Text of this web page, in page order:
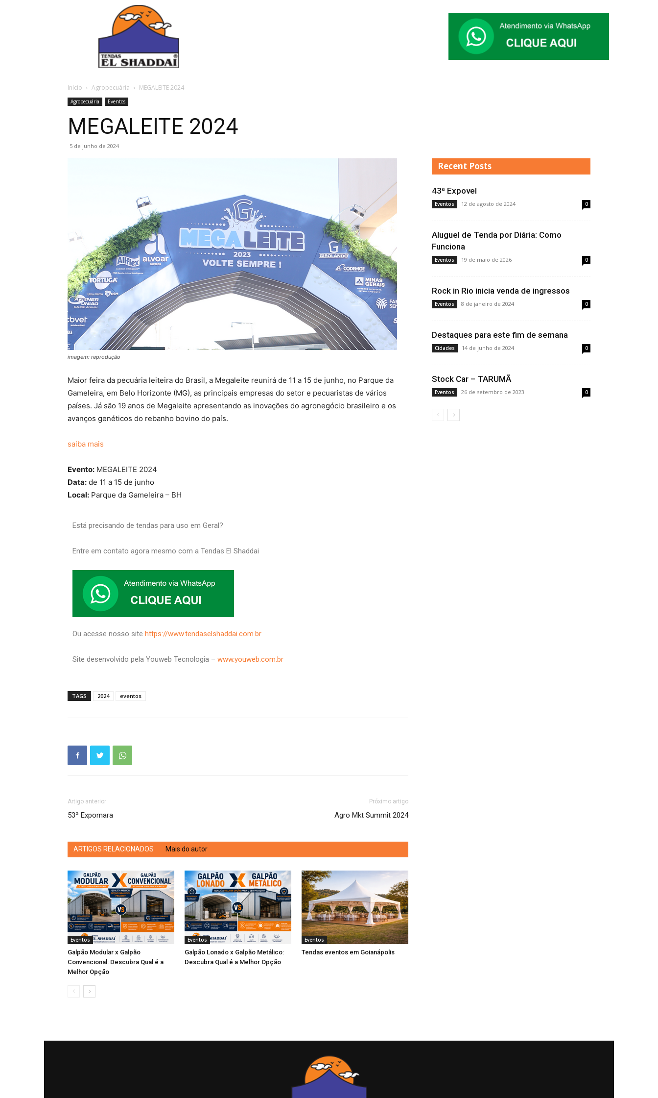
Início Agropecuária MEGALEITE 2024
Agropecuária Eventos
MEGALEITE 2024
5 de junho de 2024
imagem: reprodução
Maior feira da pecuária leiteira do Brasil, a Megaleite reunirá de 11 a 15 de junho, no Parque da
Gameleira, em Belo Horizonte (MG), as principais empresas do setor e pecuaristas de vários
países. Já são 19 anos de Megaleite apresentando as inovações do agronegócio brasileiro e os
avanços genéticos do rebanho bovino do país.
saiba mais
Evento: MEGALEITE 2024
Data: de 11 a 15 de junho
Local: Parque da Gameleira – BH
Está precisando de tendas para uso em Geral?
Entre em contato agora mesmo com a Tendas El Shaddai
Ou acesse nosso site https://www.tendaselshaddai.com.br
Site desenvolvido pela Youweb Tecnologia – www.youweb.com.br
TAGS 2024 eventos
Artigo anterior
53ª Expomara
Próximo artigo
Agro Mkt Summit 2024
ARTIGOS RELACIONADOS Mais do autor
Eventos
Galpão Modular x Galpão
Convencional: Descubra Qual é a
Melhor Opção
Eventos
Galpão Lonado x Galpão Metálico:
Descubra Qual é a Melhor Opção
Eventos
Tendas eventos em Goianápolis
Recent Posts
43ª Expovel
Eventos 12 de agosto de 2024 0
Aluguel de Tenda por Diária: Como
Funciona
Eventos 19 de maio de 2026 0
Rock in Rio inicia venda de ingressos
Eventos 8 de janeiro de 2024 0
Destaques para este fim de semana
Cidades 14 de junho de 2024 0
Stock Car – TARUMÃ
Eventos 26 de setembro de 2023 0